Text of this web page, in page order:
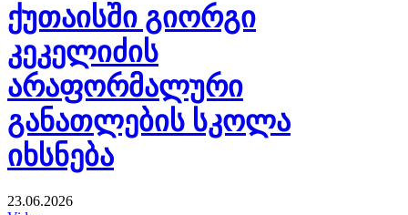
ქუთაისში გიორგი
კეკელიძის
არაფორმალური
განათლების სკოლა
იხსნება
23.06.2026